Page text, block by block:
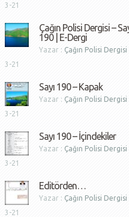
3-21
Çağın Polisi Dergisi –
190 | E-Dergi
Yazar : Çağın Polisi Dergisi
3-21
Sayı 190 – Kapak
Yazar : Çağın Polisi Dergisi
3-21
Sayı 190 – İçindekiler
Yazar : Çağın Polisi Dergisi
3-21
Editörden…
Yazar : Çağın Polisi Dergisi
3-21